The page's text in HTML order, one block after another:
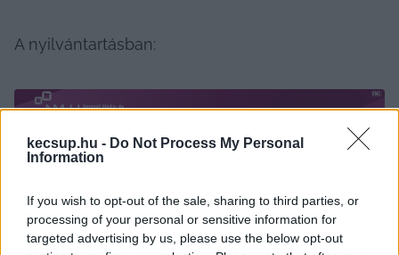
kecsup.hu - Do Not Process My Personal
Information
If you wish to opt-out of the sale, sharing to third parties, or
processing of your personal or sensitive information for
targeted advertising by us, please use the below opt-out
A nyilvántartásban:
nmhh.hu